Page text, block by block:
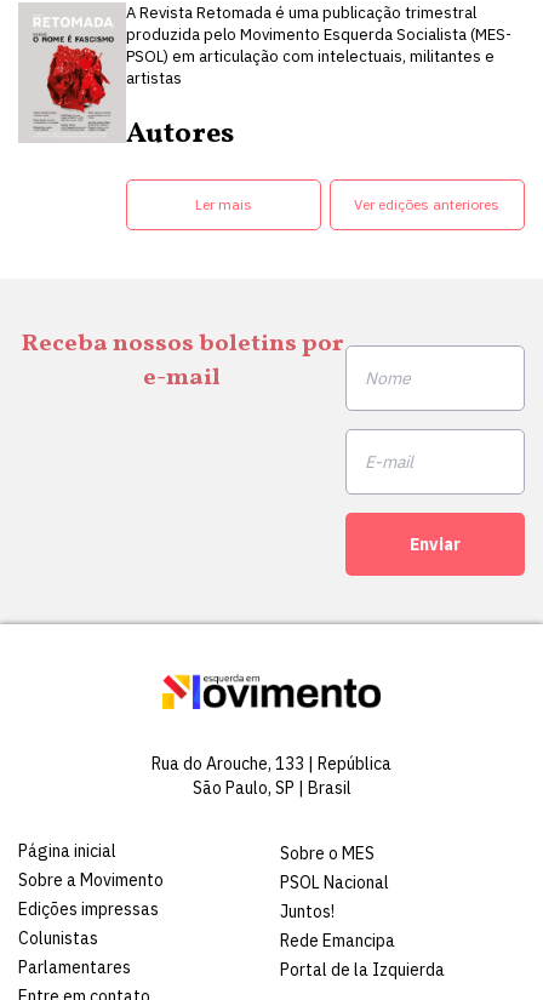
A Revista Retomada é uma publicação trimestral
produzida pelo Movimento Esquerda Socialista (MES-
PSOL) em articulação com intelectuais, militantes e
artistas
Autores
Ler mais Ver edições anteriores
Receba nossos boletins por
e-mail
Enviar
Rua do Arouche, 133 | República
São Paulo, SP | Brasil
Página inicial
Sobre a Movimento
Edições impressas
Colunistas
Parlamentares
Sobre o MES
PSOL Nacional
Juntos!
Rede Emancipa
Portal de la Izquierda